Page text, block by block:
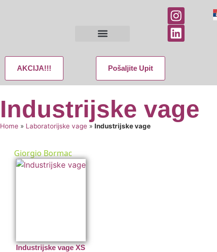
AKCIJA!!! Pošaljite Upit
Industrijske vage
Home » Laboratorijske vage » Industrijske vage
Giorgio Bormac
Industrijske vage XS